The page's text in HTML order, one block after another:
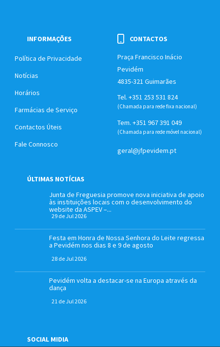
INFORMAÇÕES
Política de Privacidade
Notícias
Horários
Farmácias de Serviço
Contactos Úteis
Fale Connosco
CONTACTOS
Praça Francisco Inácio
Pevidém
4835-321 Guimarães
Tel. +351 253 531 824
(Chamada para rede fixa nacional)
Tem. +351 967 391 049
(Chamada para rede móvel nacional)
geral@jfpevidem.pt
ÚLTIMAS NOTÍCIAS
Junta de Freguesia promove nova iniciativa de apoio
às instituições locais com o desenvolvimento do
website da ASPEV –...
29 de Jul 2026
Festa em Honra de Nossa Senhora do Leite regressa
a Pevidém nos dias 8 e 9 de agosto
28 de Jul 2026
Pevidém volta a destacar-se na Europa através da
dança
21 de Jul 2026
SOCIAL MIDIA